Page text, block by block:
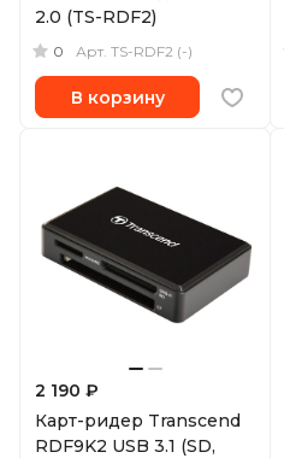
2.0 (TS-RDF2)
0 Арт. TS-RDF2 (-)
В корзину
2 190 ₽
Карт-ридер Transcend
RDF9K2 USB 3.1 (SD,